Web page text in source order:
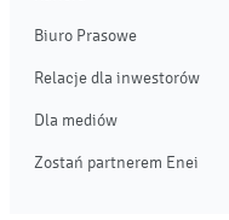
Biuro Prasowe
Relacje dla inwestorów
Dla mediów
Zostań partnerem Enei